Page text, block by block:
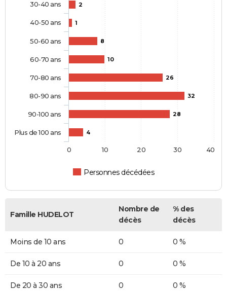
2
1
8
10
26
32
28
4
Personnes décédées
30-40 ans
40-50 ans
50-60 ans
60-70 ans
70-80 ans
80-90 ans
90-100 ans
Plus de 100 ans
0 10 20 30 40
Famille HUDELOT
Nombre de
décès
% des
décès
Moins de 10 ans 0 0 %
De 10 à 20 ans 0 0 %
De 20 à 30 ans 0 0 %